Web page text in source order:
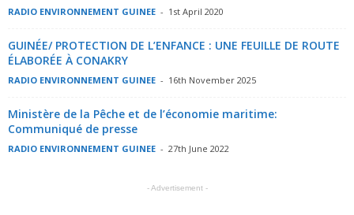
RADIO ENVIRONNEMENT GUINEE - 1st April 2020
GUINÉE/ PROTECTION DE L’ENFANCE : UNE FEUILLE DE ROUTE
ÉLABORÉE À CONAKRY
RADIO ENVIRONNEMENT GUINEE - 16th November 2025
Ministère de la Pêche et de l’économie maritime:
Communiqué de presse
RADIO ENVIRONNEMENT GUINEE - 27th June 2022
- Advertisement -